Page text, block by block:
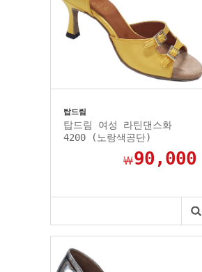
탑드림
탑드림 여성 라틴댄스화
4200 (노랑색공단)
￦90,000